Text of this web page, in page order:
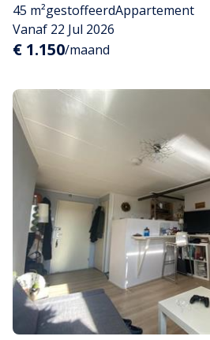
45 m²gestoffeerdAppartement
Vanaf 22 Jul 2026
€ 1.150/maand